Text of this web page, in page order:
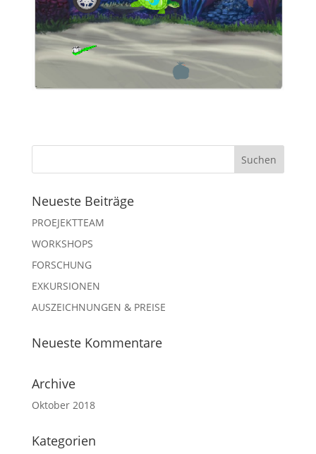
Neueste Beiträge
PROEJEKTTEAM
WORKSHOPS
FORSCHUNG
EXKURSIONEN
AUSZEICHNUNGEN & PREISE
Neueste Kommentare
Archive
Oktober 2018
Kategorien